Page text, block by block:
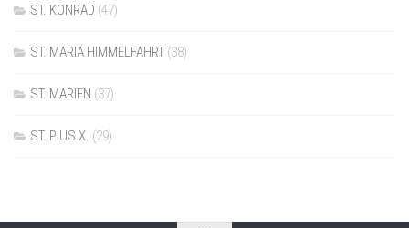
ST. KONRAD (47)
ST. MARIÄ HIMMELFAHRT (38)
ST. MARIEN (37)
ST. PIUS X. (29)